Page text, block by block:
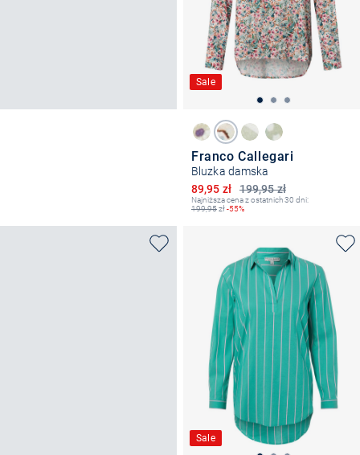
Sale
Franco Callegari
Bluzka damska
199,95 zł
Obniżona cena
89,95 zł
Najniższa cena z ostatnich 30 dni:
199,95zł-55%
Sale